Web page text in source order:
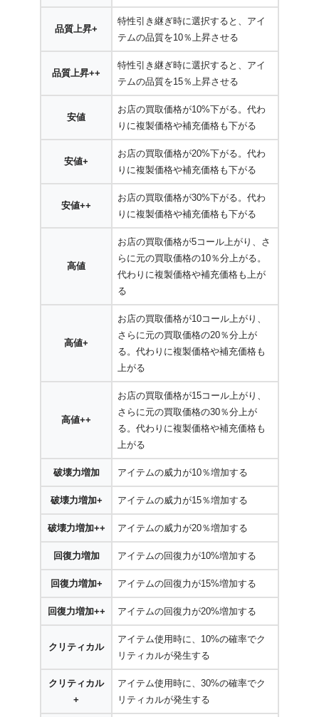
品質上昇+
特性引き継ぎ時に選択すると、アイ
テムの品質を10％上昇させる
品質上昇++
特性引き継ぎ時に選択すると、アイ
テムの品質を15％上昇させる
安値
お店の買取価格が10%下がる。代わ
りに複製価格や補充価格も下がる
安値+
お店の買取価格が20%下がる。代わ
りに複製価格や補充価格も下がる
安値++
お店の買取価格が30%下がる。代わ
りに複製価格や補充価格も下がる
高値
お店の買取価格が5コール上がり、さ
らに元の買取価格の10％分上がる。
代わりに複製価格や補充価格も上が
る
高値+
お店の買取価格が10コール上がり、
さらに元の買取価格の20％分上が
る。代わりに複製価格や補充価格も
上がる
高値++
お店の買取価格が15コール上がり、
さらに元の買取価格の30％分上が
る。代わりに複製価格や補充価格も
上がる
破壊力増加 アイテムの威力が10％増加する
破壊力増加+ アイテムの威力が15％増加する
破壊力増加++ アイテムの威力が20％増加する
回復力増加 アイテムの回復力が10%増加する
回復力増加+ アイテムの回復力が15%増加する
回復力増加++ アイテムの回復力が20%増加する
クリティカル
アイテム使用時に、10%の確率でク
リティカルが発生する
クリティカル
+
アイテム使用時に、30%の確率でク
リティカルが発生する